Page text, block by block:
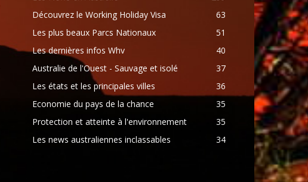
Découvrez le Working Holiday Visa
63
Les plus beaux Parcs Nationaux
51
Les dernières infos Whv
40
Australie de l'Ouest - Sauvage et isolé
37
Les états et les principales villes
36
Economie du pays de la chance
35
Protection et atteinte à l'environnement
35
Les news australiennes inclassables
34